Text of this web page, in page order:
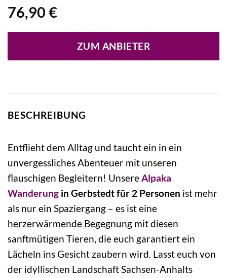
76,90 €
ZUM ANBIETER
BESCHREIBUNG
Entflieht dem Alltag und taucht ein in ein
unvergessliches Abenteuer mit unseren
flauschigen Begleitern! UnsereAlpaka
Wanderung in Gerbstedt für 2 Personen ist mehr
als nur ein Spaziergang – es ist eine
herzerwärmende Begegnung mit diesen
sanftmütigen Tieren, die euch garantiert ein
Lächeln ins Gesicht zaubern wird. Lasst euch von
der idyllischen Landschaft Sachsen-Anhalts